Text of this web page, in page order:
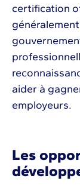
certification
aider à
employeurs.
Les